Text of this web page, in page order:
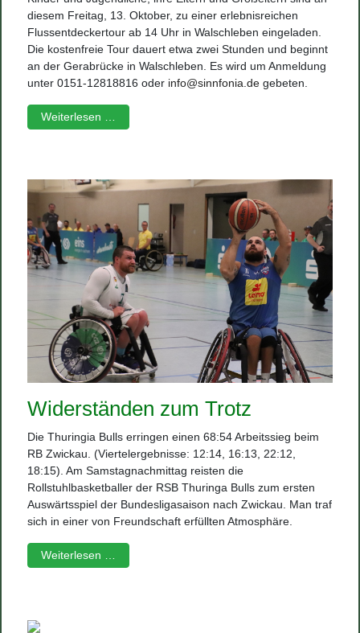
diesem Freitag, 13. Oktober, zu einer erlebnisreichen
Flussentdeckertour ab 14 Uhr in Walschleben eingeladen.
Die kostenfreie Tour dauert etwa zwei Stunden und beginnt
an der Gerabrücke in Walschleben. Es wird um Anmeldung
unter 0151-12818816 oder info@sinnfonia.de gebeten.
Weiterlesen …
Widerständen zum Trotz
Die Thuringia Bulls erringen einen 68:54 Arbeitssieg beim
RB Zwickau. (Viertelergebnisse: 12:14, 16:13, 22:12,
18:15). Am Samstagnachmittag reisten die
Rollstuhlbasketballer der RSB Thuringa Bulls zum ersten
Auswärtsspiel der Bundesligasaison nach Zwickau. Man traf
sich in einer von Freundschaft erfüllten Atmosphäre.
Weiterlesen …